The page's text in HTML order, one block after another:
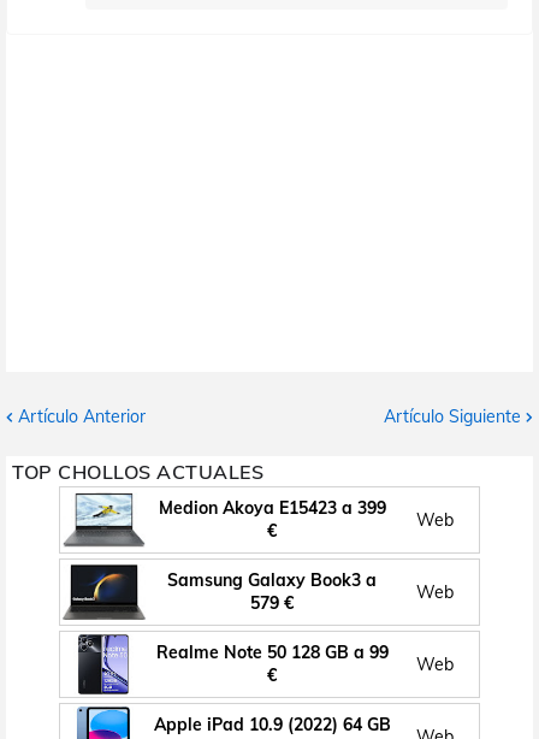
Artículo Anterior Artículo Siguiente
TOP CHOLLOS ACTUALES
Medion Akoya E15423 a 399
€
Web
Samsung Galaxy Book3 a
579 €
Web
Realme Note 50 128 GB a 99
€
Web
Apple iPad 10.9 (2022) 64 GB